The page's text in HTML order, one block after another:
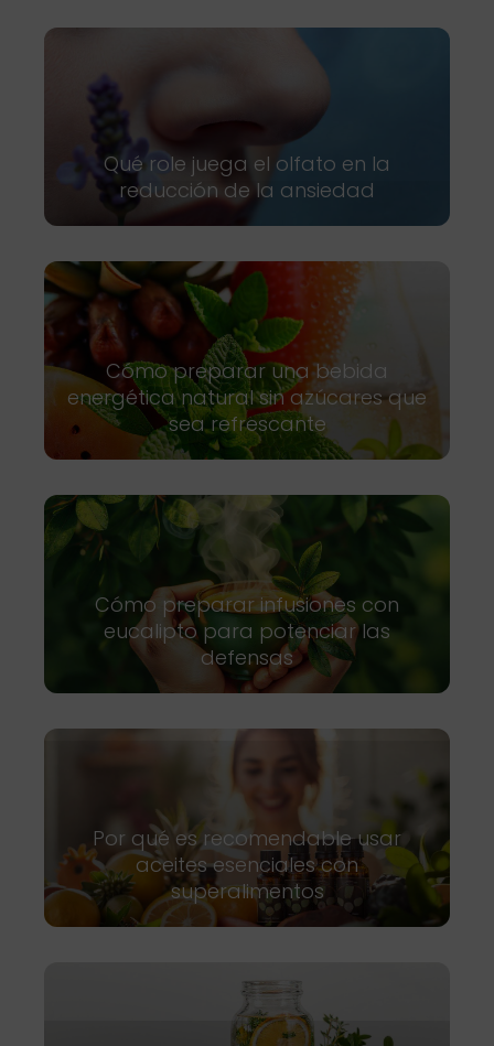
Qué role juega el olfato en la
reducción de la ansiedad
Cómo preparar una bebida
energética natural sin azúcares que
sea refrescante
Cómo preparar infusiones con
eucalipto para potenciar las
defensas
Por qué es recomendable usar
aceites esenciales con
superalimentos